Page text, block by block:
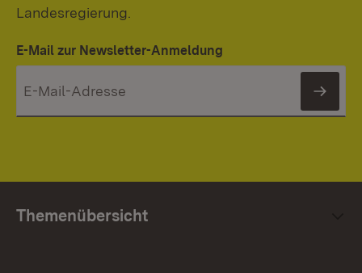
Landesregierung.
E-Mail zur Newsletter-Anmeldung
Themenübersicht